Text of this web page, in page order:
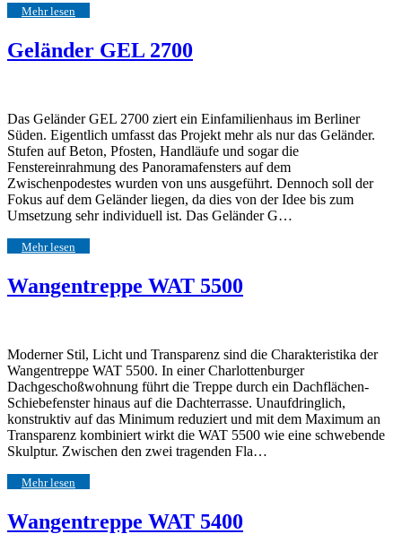
Mehr lesen
Geländer GEL 2700
Das Geländer GEL 2700 ziert ein Einfamilienhaus im Berliner
Süden. Eigentlich umfasst das Projekt mehr als nur das Geländer.
Stufen auf Beton, Pfosten, Handläufe und sogar die
Fenstereinrahmung des Panoramafensters auf dem
Zwischenpodestes wurden von uns ausgeführt. Dennoch soll der
Fokus auf dem Geländer liegen, da dies von der Idee bis zum
Umsetzung sehr individuell ist. Das Geländer G…
Mehr lesen
Wangentreppe WAT 5500
Moderner Stil, Licht und Transparenz sind die Charakteristika der
Wangentreppe WAT 5500. In einer Charlottenburger
Dachgeschoßwohnung führt die Treppe durch ein Dachflächen-
Schiebefenster hinaus auf die Dachterrasse. Unaufdringlich,
konstruktiv auf das Minimum reduziert und mit dem Maximum an
Transparenz kombiniert wirkt die WAT 5500 wie eine schwebende
Skulptur. Zwischen den zwei tragenden Fla…
Mehr lesen
Wangentreppe WAT 5400